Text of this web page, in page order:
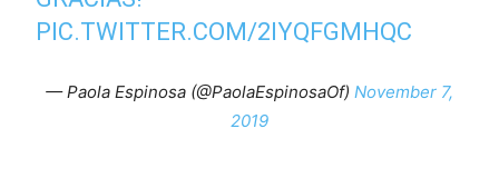
PIC.TWITTER.COM/2IYQFGMHQC
— Paola Espinosa (@PaolaEspinosaOf) November 7,
2019